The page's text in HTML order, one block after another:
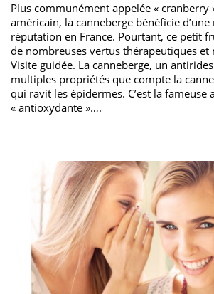
Plus communément appelée « cranberry
américain, la canneberge bénéficie
réputation en France. Pourtant, ce petit
de nombreuses vertus thérapeutiques
Visite guidée. La canneberge, un
multiples propriétés que compte la
qui ravit les épidermes. C’est la fameuse
« antioxydante »….